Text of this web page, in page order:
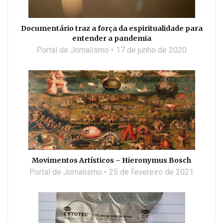
Documentário traz a força da espiritualidade para
entender a pandemia
Portal de Jornalismo 17 de junho de 2020
Movimentos Artísticos – Hieronymus Bosch
Portal de Jornalismo 25 de fevereiro de 2021